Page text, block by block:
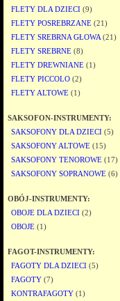
FLETY DLA DZIECI (9)
FLETY POSREBRZANE (21)
FLETY SREBRNA GŁOWA (21)
FLETY SREBRNE (8)
FLETY DREWNIANE (1)
FLETY PICCOLO (2)
FLETY ALTOWE (1)
SAKSOFON-INSTRUMENTY:
SAKSOFONY DLA DZIECI (5)
SAKSOFONY ALTOWE (15)
SAKSOFONY TENOROWE (17)
SAKSOFONY SOPRANOWE (6)
OBÓJ-INSTRUMENTY:
OBOJE DLA DZIECI (2)
OBOJE (1)
FAGOT-INSTRUMENTY:
FAGOTY DLA DZIECI (5)
FAGOTY (7)
KONTRAFAGOTY (1)